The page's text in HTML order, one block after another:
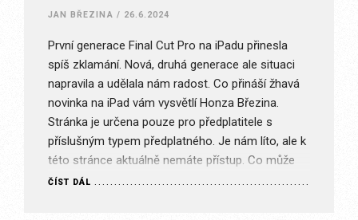
JAN BŘEZINA / 26.6.2024
První generace Final Cut Pro na iPadu přinesla
spíš zklamání. Nová, druhá generace ale situaci
napravila a udělala nám radost. Co přináší žhavá
novinka na iPad vám vysvětlí Honza Březina.
Stránka je určena pouze pro předplatitele s
příslušným typem předplatného. Je nám líto, ale k
této stránce aktuálně nemáte přístup. Co může
být špatně? Nejste…
ČÍST DÁL